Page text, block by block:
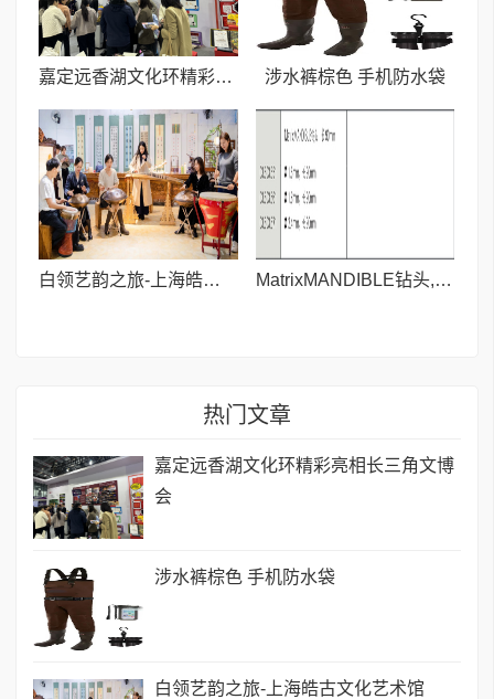
嘉定远香湖文化环精彩亮相长三角文博会 涉水裤棕色 手机防水袋
白领艺韵之旅-上海皓古文化艺术馆 MatrixMANDIBLE钻头,长90mm
热门文章
嘉定远香湖文化环精彩亮相长三角文博
会
涉水裤棕色 手机防水袋
白领艺韵之旅-上海皓古文化艺术馆